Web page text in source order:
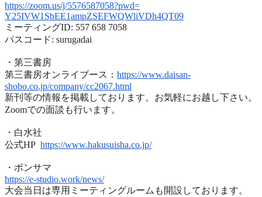
https://zoom.us/j/5576587058?pwd=
Y25IVW1SbEE1ampZSEFWQWliVDh4QT09
ミーティングID: 557 658 7058
パスコード: surugadai
・第三書房
第三書房オンライブース： https://www.daisan-
shobo.co.jp/company/cc2067.html
新刊等の情報を掲載しております。お気軽にお越し下さい。
Zoomでの面談も行います。
・白水社
公式HP https://www.hakusuisha.co.jp/
・ボンサマ
https://e-studio.work/news/
大会当日は専用ミーティングルームも開設しております。